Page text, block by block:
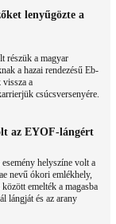
lenyűgözte a
részük a magyar
a hazai rendezésű Eb-
vissza a
csúcsversenyére.
az EYOF-lángért
helyszíne volt a
nevű ókori emlékhely,
emelték a magasba
lángját és az arany